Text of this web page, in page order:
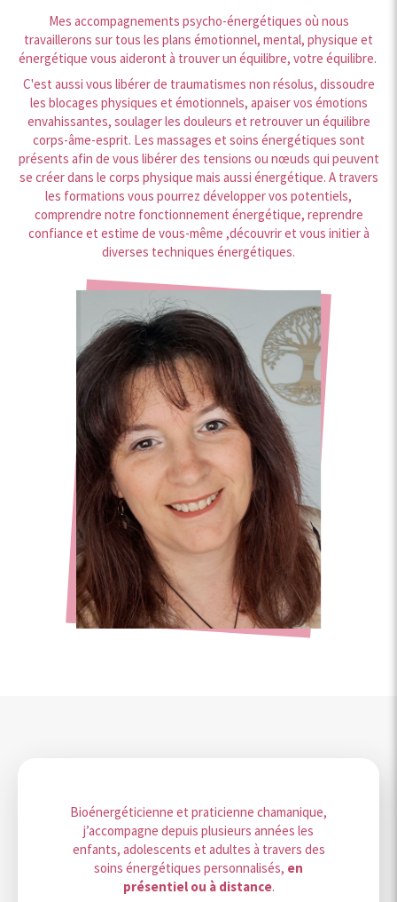
Mes accompagnements psycho-énergétiques où nous
travaillerons sur tous les plans émotionnel, mental, physique et
énergétique vous aideront à trouver un équilibre, votre équilibre.
C'est aussi vous libérer de traumatismes non résolus, dissoudre
les blocages physiques et émotionnels, apaiser vos émotions
envahissantes, soulager les douleurs et retrouver un équilibre
corps-âme-esprit. Les massages et soins énergétiques sont
présents afin de vous libérer des tensions ou nœuds qui peuvent
se créer dans le corps physique mais aussi énergétique. A travers
les formations vous pourrez développer vos potentiels,
comprendre notre fonctionnement énergétique, reprendre
confiance et estime de vous-même ,découvrir et vous initier à
diverses techniques énergétiques.
Bioénergéticienne et praticienne chamanique,
j’accompagne depuis plusieurs années les
enfants, adolescents et adultes à travers des
soins énergétiques personnalisés, en
présentiel ou à distance.